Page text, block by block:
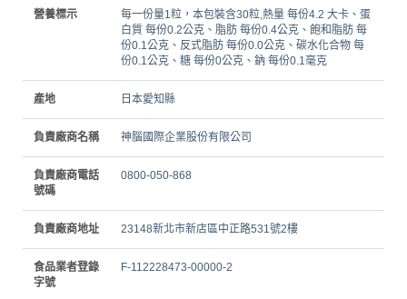
營養標示
每一份量1粒，本包裝含30粒,熱量 每份4.2 大卡、蛋
白質 每份0.2公克、脂肪 每份0.4公克、飽和脂肪 每
份0.1公克、反式脂肪 每份0.0公克、碳水化合物 每
份0.1公克、糖 每份0公克、鈉 每份0.1毫克
產地 日本愛知縣
負責廠商名稱 神腦國際企業股份有限公司
負責廠商電話
號碼
0800-050-868
負責廠商地址 23148新北市新店區中正路531號2樓
食品業者登錄
字號
F-112228473-00000-2